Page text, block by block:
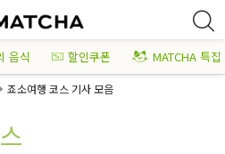
음식 할인쿠폰 MATCHA 특집
죠소여행 코스 기사 모음